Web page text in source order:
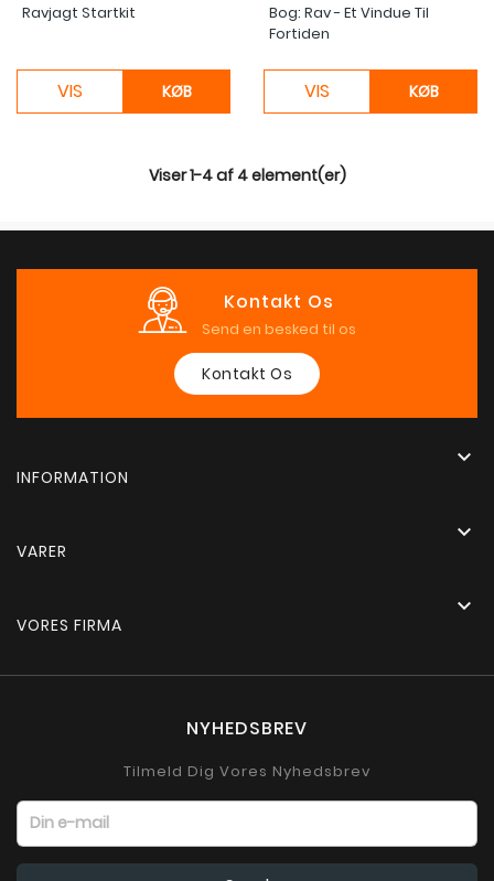
Ravjagt Startkit
VIS KØB
Bog: Rav - Et Vindue Til
Fortiden
VIS KØB
Viser 1-4 af 4 element(er)
Kontakt Os
Send en besked til os
Kontakt Os
INFORMATION

VARER

VORES FIRMA

NYHEDSBREV
Tilmeld Dig Vores Nyhedsbrev